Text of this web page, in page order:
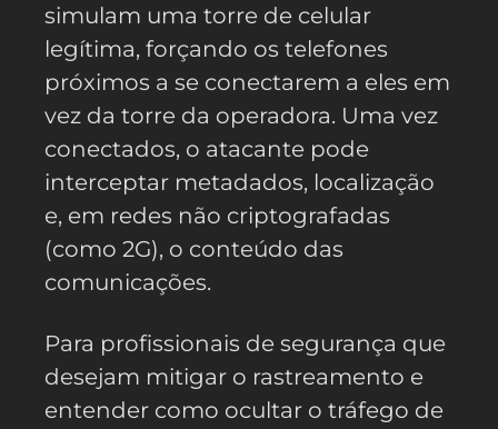
simulam uma torre de celular
legítima, forçando os telefones
próximos a se conectarem a eles em
vez da torre da operadora. Uma vez
conectados, o atacante pode
interceptar metadados, localização
e, em redes não criptografadas
(como 2G), o conteúdo das
comunicações.
Para profissionais de segurança que
desejam mitigar o rastreamento e
entender como ocultar o tráfego de